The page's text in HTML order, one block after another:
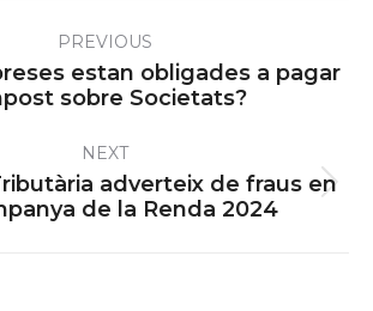
PREVIOUS
Previous
post:
estan obligades a pagar
sobre Societats?
NEXT
Next
post:
adverteix de fraus en
de la Renda 2024